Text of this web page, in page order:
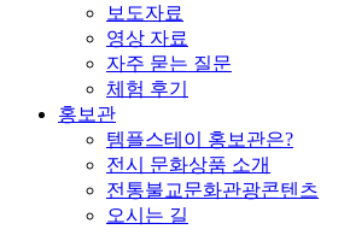
보도자료
영상 자료
자주 묻는 질문
체험 후기
홍보관
템플스테이 홍보관은?
전시 문화상품 소개
전통불교문화관광콘텐츠
오시는 길